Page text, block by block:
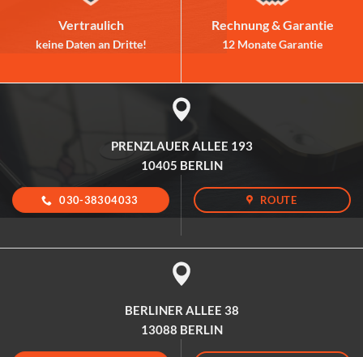
Vertraulich
keine Daten an Dritte!
Rechnung & Garantie
12 Monate Garantie
PRENZLAUER ALLEE 193
10405 BERLIN
030-38304033 ROUTE
BERLINER ALLEE 38
13088 BERLIN